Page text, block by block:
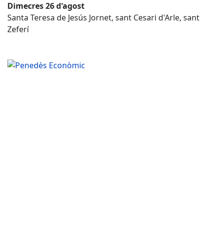
Dimecres 26 d'agost
Santa Teresa de Jesús Jornet, sant Cesari d'Arle, sant
Zeferí